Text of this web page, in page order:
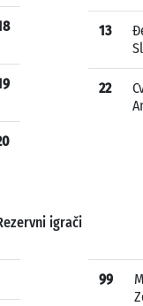
13
22
igrači
99